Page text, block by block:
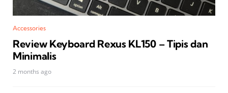
Accessories
Review Keyboard Rexus KL150 – Tipis dan
Minimalis
2 months ago